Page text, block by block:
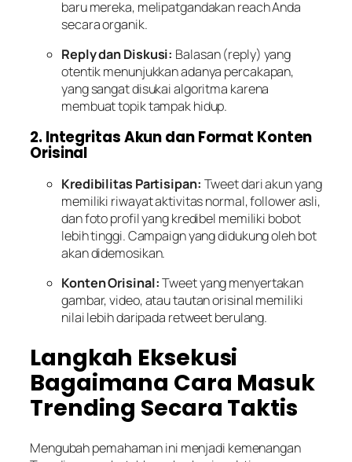
baru mereka, melipatgandakan reach Anda
secara organik.
Reply dan Diskusi: Balasan (reply) yang
otentik menunjukkan adanya percakapan,
yang sangat disukai algoritma karena
membuat topik tampak hidup.
2. Integritas Akun dan Format Konten
Orisinal
Kredibilitas Partisipan: Tweet dari akun yang
memiliki riwayat aktivitas normal, follower asli,
dan foto profil yang kredibel memiliki bobot
lebih tinggi. Campaign yang didukung oleh bot
akan didemosikan.
Konten Orisinal:Tweet yang menyertakan
gambar, video, atau tautan orisinal memiliki
nilai lebih daripada retweet berulang.
Langkah Eksekusi
Bagaimana Cara Masuk
Trending Secara Taktis
Mengubah pemahaman ini menjadi kemenangan